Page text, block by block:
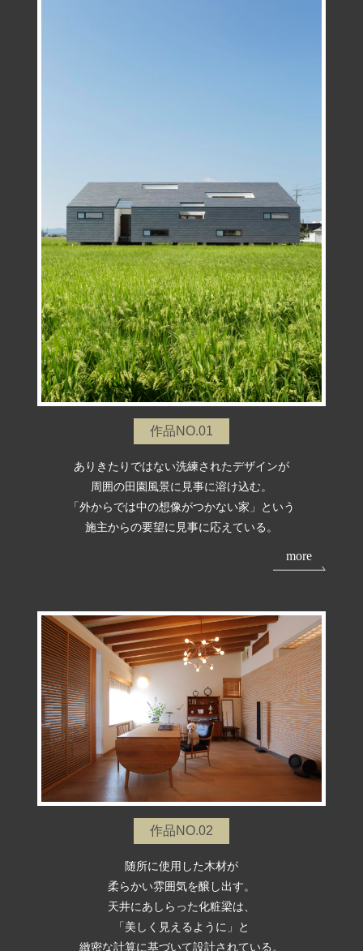
作品NO.01
ありきたりではない洗練されたデザインが
周囲の田園風景に見事に溶け込む。
「外からでは中の想像がつかない家」という
施主からの要望に見事に応えている。
more
作品NO.02
随所に使用した木材が
柔らかい雰囲気を醸し出す。
天井にあしらった化粧梁は、
「美しく見えるように」と
緻密な計算に基づいて設計されている。